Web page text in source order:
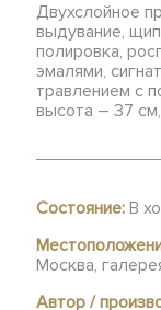
Двухслойное
выдувание,
полировка,
эмалями,
травлением с
высота – 37
Состояние: В
Москва,
Автор /